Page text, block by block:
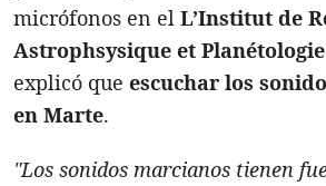
micrófonos en el L’Institut de
Astrophsysique et Planétologie
explicó que escuchar los
en Marte.
"Los sonidos marcianos tienen